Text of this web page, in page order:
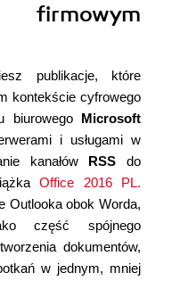
publikacje, które
kontekście cyfrowego
biurowego Microsoft
i usługami w
kanałów RSS do
Office 2016 PL.
Outlooka obok Worda,
część spójnego
dokumentów,
w jednym, mniej